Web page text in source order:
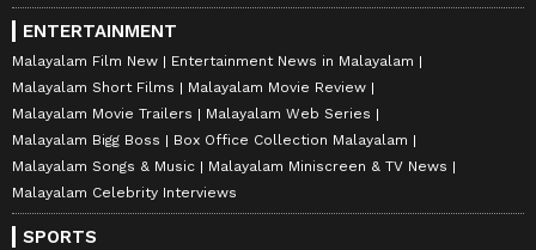
ENTERTAINMENT
Malayalam Film New
Entertainment News in Malayalam
Malayalam Short Films
Malayalam Movie Review
Malayalam Movie Trailers
Malayalam Web Series
Malayalam Bigg Boss
Box Office Collection Malayalam
Malayalam Songs & Music
Malayalam Miniscreen & TV News
Malayalam Celebrity Interviews
SPORTS